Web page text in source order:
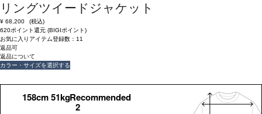
リングツイードジャケット
¥ 68,200
(税込)
620ポイント還元 (BIGIポイント)
お気に入りアイテム登録数： 11
返品可
返品について
カラー・サイズを選択する
158cm 51kgRecommended
2